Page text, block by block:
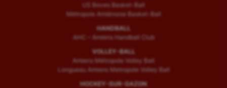
US Boves Basket-Ball
Métropole Amiénoise Basket-Ball
HANDBALL
AHC – Amiens Handball Club
VOLLEY-BALL
Amiens Métropole Volley Ball
Longueau Amiens Metropole Volley Ball
HOCKEY-SUR-GAZON